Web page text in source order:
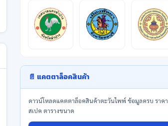
📄 แคตตาล็อคสินค้า
ดาวน์โหลดแคตตาล็อคสินค้าตะวันไพพ์ ข้อมูลครบ ราคา
สเปค ตารางขนาด